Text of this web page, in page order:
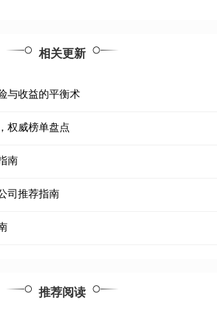
相关更新
与收益的平衡术
权威榜单盘点
南
司推荐指南
推荐阅读